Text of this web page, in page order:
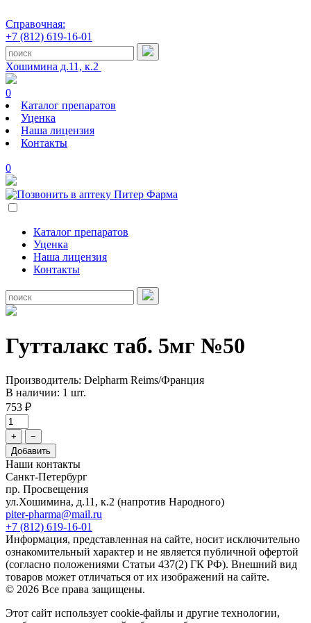
Справочная:
+7 (812) 619-16-01
Хошимина д.11, к.2
0
Каталог препаратов
Уценка
Наша лицензия
Контакты
0
Каталог препаратов
Уценка
Наша лицензия
Контакты
Гутталакс таб. 5мг №50
Производитель: Delpharm Reims/Франция
В наличии: 1 шт.
753 ₽
+
−
Добавить
Наши контакты
Санкт-Петербург
пр. Просвещения
ул.Хошимина, д.11, к.2 (напротив Народного)
piter-pharma@mail.ru
+7 (812) 619-16-01
Информация, представленная на сайте, носит исключительно
ознакомительный характер и не является публичной офертой
(согласно положениями Статьи 437(2) ГК РФ). Внешний вид
товаров может отличаться от их изображений на сайте.
© 2026 Все права защищены.
Этот сайт использует cookie-файлы и другие технологии,